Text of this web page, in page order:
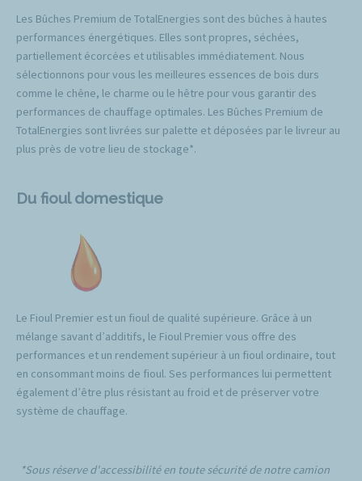
Les Bûches Premium de TotalEnergies sont des bûches à hautes
performances énergétiques. Elles sont propres, séchées,
partiellement écorcées et utilisables immédiatement. Nous
sélectionnons pour vous les meilleures essences de bois durs
comme le chêne, le charme ou le hêtre pour vous garantir des
performances de chauffage optimales. Les Bûches Premium de
TotalEnergies sont livrées sur palette et déposées par le livreur au
plus près de votre lieu de stockage*.
Du fioul domestique
Le Fioul Premier est un fioul de qualité supérieure. Grâce à un
mélange savant d’additifs, le Fioul Premier vous offre des
performances et un rendement supérieur à un fioul ordinaire, tout
en consommant moins de fioul. Ses performances lui permettent
également d’être plus résistant au froid et de préserver votre
système de chauffage.
*Sous réserve d'accessibilité en toute sécurité de notre camion